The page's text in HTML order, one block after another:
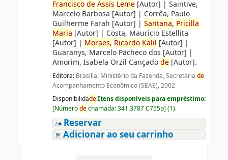
Francisco de Assis Leme[Autor] | Saintive,
Marcelo Barbosa [Autor] | Corrêa, Paulo
Guilherme Farah [Autor] | Santana, Pricilla
Maria [Autor] | Costa, Maurício Estellita
[Autor] | Moraes, Ricardo Kalil [Autor] |
Guaranys, Marcelo Pacheco dos [Autor] |
Amorim, Isabela Orzil Cançadode[Autor].
Editora: Brasília: Ministério da Fazenda, Secretaria de
Acompanhamento Econômico (SEAE), 2002
Disponibilidade:Itens disponíveis para empréstimo:
[Númerodechamada:341.3787 C755p] (1).
Reservar
Adicionar ao seu carrinho